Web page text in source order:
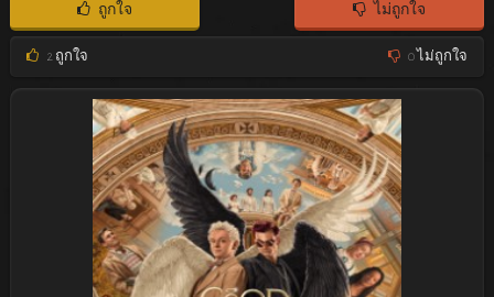
ถูกใจ ไม่ถูกใจ
2ถูกใจ 0ไม่ถูกใจ